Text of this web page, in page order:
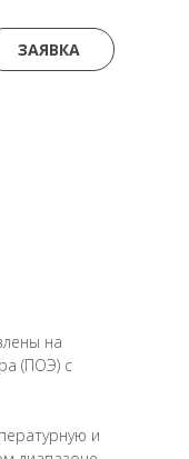
ЗАЯВКА
на
(ПОЭ) с
и